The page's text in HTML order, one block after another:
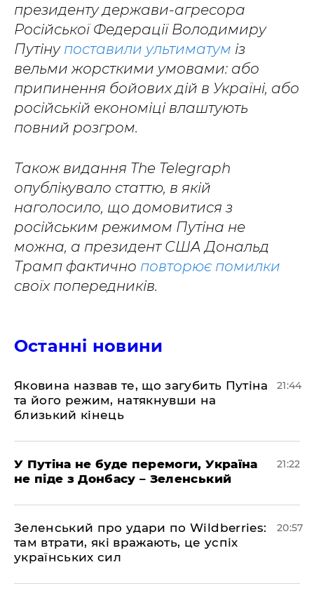
президенту держави-агресора
Російської Федерації Володимиру
Путіну поставили ультиматум із
вельми жорсткими умовами: або
припинення бойових дій в Україні, або
російській економіці влаштують
повний розгром.
Також видання The Telegraph
опублікувало статтю, в якій
наголосило, що домовитися з
російським режимом Путіна не
можна, а президент США Дональд
Трамп фактично повторює помилки
своїх попередників.
Останні новини
Яковина назвав те, що загубить Путіна
та його режим, натякнувши на
близький кінець
21:44
У Путіна не буде перемоги, Україна
не піде з Донбасу – Зеленський
21:22
Зеленський про удари по Wildberries:
там втрати, які вражають, це успіх
українських сил
20:57